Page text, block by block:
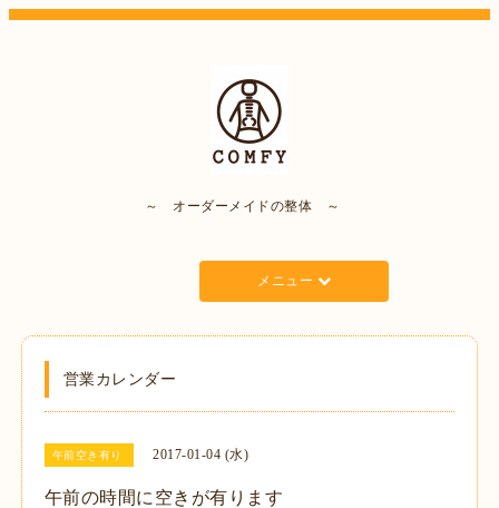
～ オーダーメイドの整体 ～
メニュー
営業カレンダー
午前空き有り 2017-01-04 (水)
午前の時間に空きが有ります